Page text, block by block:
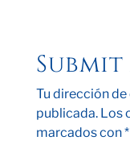
Tu dirección
publicada. Los
marcados con*